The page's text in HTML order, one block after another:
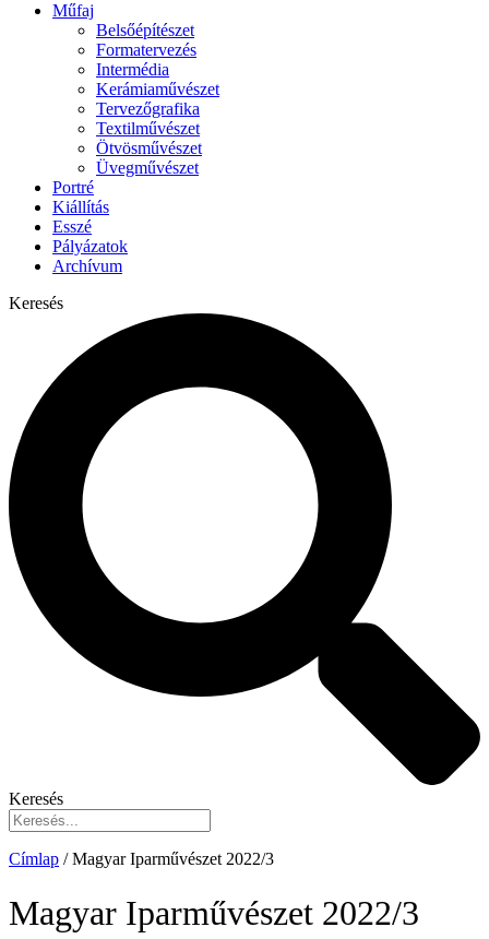
Műfaj
Belsőépítészet
Formatervezés
Intermédia
Kerámiaművészet
Tervezőgrafika
Textilművészet
Ötvösművészet
Üvegművészet
Portré
Kiállítás
Esszé
Pályázatok
Archívum
Keresés
Keresés
Címlap /Magyar Iparművészet 2022/3
Magyar Iparművészet 2022/3